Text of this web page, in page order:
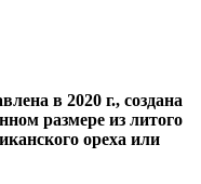
в 2020 г., создана
размере из литого
ореха или